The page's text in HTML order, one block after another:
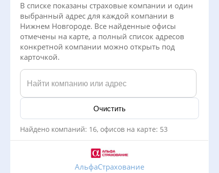
В списке показаны страховые компании и один
выбранный адрес для каждой компании в
Нижнем Новгороде. Все найденные офисы
отмечены на карте, а полный список адресов
конкретной компании можно открыть под
карточкой.
Очистить
Найдено компаний: 16, офисов на карте: 53
АльфаСтрахование